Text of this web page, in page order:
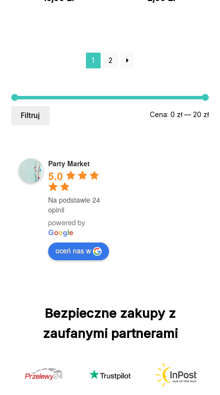
1 2
Filtruj Cena:0 zł—20 zł
Party Market
5.0
Na podstawie 24
opinii
powered by
Google
oceń nas w
Bezpieczne zakupy z
zaufanymi partnerami